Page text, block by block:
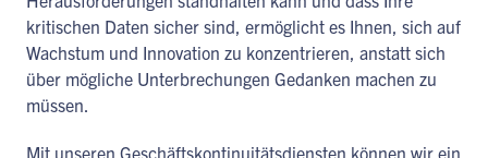
kritischen Daten sicher sind, ermöglicht es Ihnen, sich auf
Wachstum und Innovation zu konzentrieren, anstatt sich
über mögliche Unterbrechungen Gedanken machen zu
müssen.
Mit unseren Geschäftskontinuitätsdiensten können wir ein